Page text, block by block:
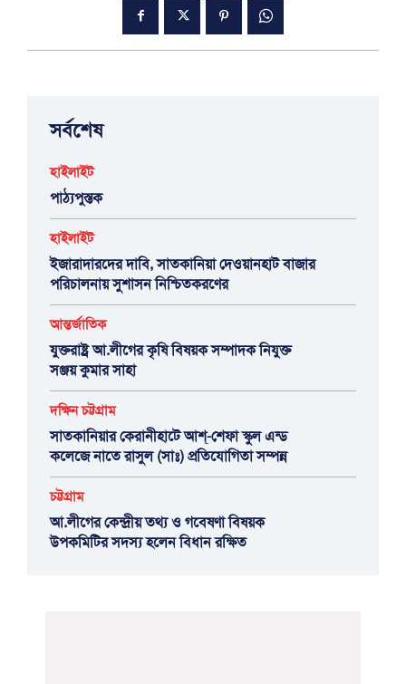
সর্বশেষ
হাইলাইট
পাঠ্যপুস্তক
হাইলাইট
ইজারাদারদের দাবি, সাতকানিয়া দেওয়ানহাট বাজার
পরিচালনায় সুশাসন নিশ্চিতকরণের
আন্তর্জাতিক
যুক্তরাষ্ট্র আ.লীগের কৃষি বিষয়ক সম্পাদক নিযুক্ত
সঞ্জয় কুমার সাহা
দক্ষিন চট্টগ্রাম
সাতকানিয়ার কেরানীহাটে আশ্-শেফা স্কুল এন্ড
কলেজে নাতে রাসুল (সাঃ) প্রতিযোগিতা সম্পন্ন
চট্টগ্রাম
আ.লীগের কেন্দ্রীয় তথ্য ও গবেষণা বিষয়ক
উপকমিটির সদস্য হলেন বিধান রক্ষিত